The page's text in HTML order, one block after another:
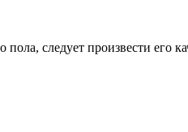
следует произвести его